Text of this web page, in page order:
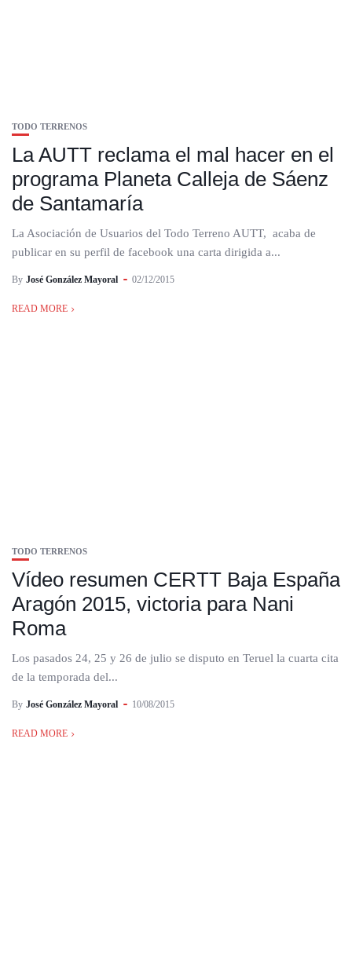
TODO TERRENOS
La AUTT reclama el mal hacer en el
programa Planeta Calleja de Sáenz
de Santamaría
La Asociación de Usuarios del Todo Terreno AUTT, acaba de
publicar en su perfil de facebook una carta dirigida a...
By José González Mayoral 02/12/2015
READ MORE
TODO TERRENOS
Vídeo resumen CERTT Baja España
Aragón 2015, victoria para Nani
Roma
Los pasados 24, 25 y 26 de julio se disputo en Teruel la cuarta cita
de la temporada del...
By José González Mayoral 10/08/2015
READ MORE